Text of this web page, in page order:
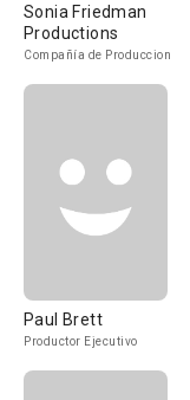
Sonia Friedman
Productions
Compañía de Produccion
Paul Brett
Productor Ejecutivo